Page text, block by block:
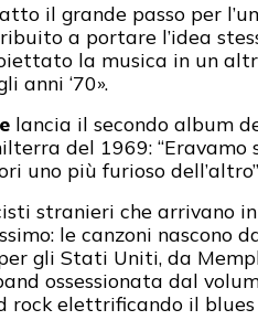
il grande passo per
a portare l’idea
la musica in un
anni ‘70».
lancia il secondo album
del 1969:
uno più furioso
stranieri che arrivano
le canzoni nascono
gli Stati Uniti, da
ossessionata dal
rock elettrificando il